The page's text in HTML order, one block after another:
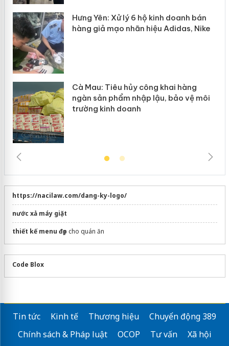
Hưng Yên: Xử lý 6 hộ kinh doanh bán
hàng giả mạo nhãn hiệu Adidas, Nike
Cà Mau: Tiêu hủy công khai hàng
ngàn sản phẩm nhập lậu, bảo vệ môi
trường kinh doanh
https://nacilaw.com/dang-ky-logo/
nước xả máy giặt
thiết kế menu đẹp cho quán ăn
Code Blox
Tin tức Kinh tế Thương hiệu
Chuyển động 389
Chính sách & Pháp luật
OCOP Tư vấn
Xã hội